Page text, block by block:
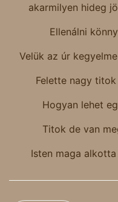
akarmilyen hideg
Ellenálni
Velük az úr
Felette nagy
Hogyan lehet
Titok de van
Isten maga